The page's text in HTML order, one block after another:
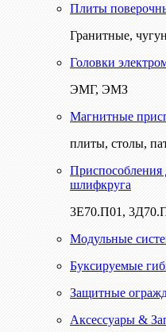
Плиты
Гранитные,
Головки
ЭМГ, ЭМЗ
Магнитные
плиты, столы,
Приспособления
шлифкруга
3Е70.П01,
Модульные
Буксируемые
Защитные
Аксессуары &